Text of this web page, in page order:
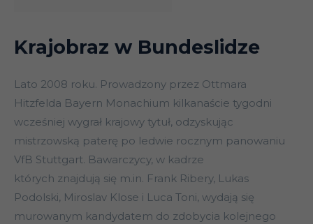
Krajobraz w Bundeslidze
Lato 2008 roku. Prowadzony przez Ottmara
Hitzfelda Bayern Monachium kilkanaście tygodni
wcześniej wygrał krajowy tytuł, odzyskując
mistrzowską paterę po ledwie rocznym panowaniu
VfB Stuttgart. Bawarczycy, w kadrze
których znajdują się m.in. Frank Ribery, Lukas
Podolski, Miroslav Klose i Luca Toni, wydają się
murowanym kandydatem do zdobycia kolejnego